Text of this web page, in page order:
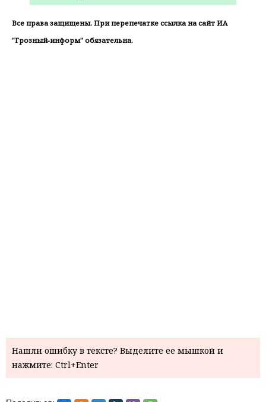
Все права защищены. При перепечатке ссылка на сайт ИА
"Грозный-информ" обязательна.
Нашли ошибку в тексте? Выделите ее мышкой и
нажмите: Ctrl+Enter